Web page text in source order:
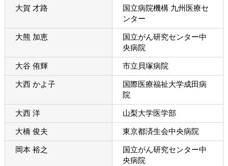
大賀 才路
国立病院機構 九州医療セ
ンター
大熊 加恵
国立がん研究センター中
央病院
大谷 侑輝 市立貝塚病院
大西 かよ子
国際医療福祉大学成田病
院
大西 洋 山梨大学医学部
大橋 俊夫 東京都済生会中央病院
岡本 裕之
国立がん研究センター中
央病院